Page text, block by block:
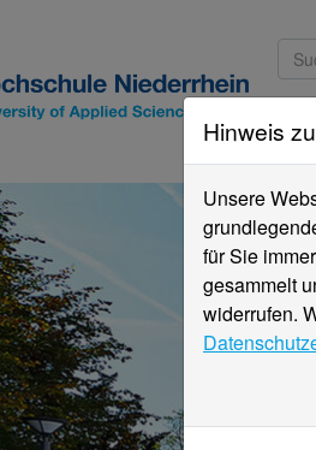
Hinweis
Unsere
für Sie
gesammelt
widerrufen.